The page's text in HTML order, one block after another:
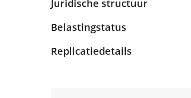
Juridische structuur
Belastingstatus
Replicatiedetails